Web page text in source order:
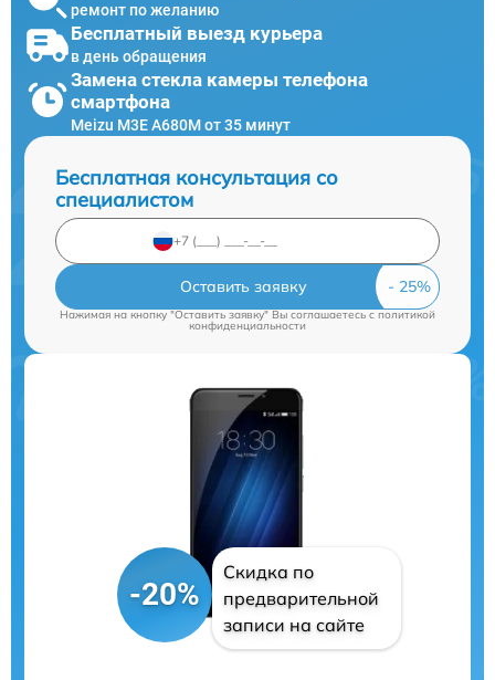
ремонт по желанию
Бесплатный выезд курьера
в день обращения
Замена стекла камеры телефона
смартфона
Meizu M3E A680M от 35 минут
Бесплатная консультация со
специалистом
Оставить заявку
Нажимая на кнопку "Оставить заявку" Вы соглашаетесь cполитикой
конфиденциальности
-20%
Скидка по
предварительной
записи на сайте